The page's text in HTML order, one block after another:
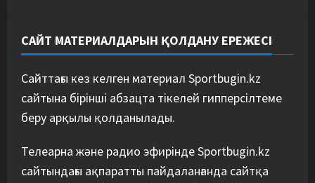
САЙТ МАТЕРИАЛДАРЫН ҚОЛДАНУ ЕРЕЖЕСІ
Сайттағы кез келген материал Sportbugin.kz
сайтына бірінші абзацта тікелей гипперсілтеме
беру арқылы қолданылады.
Телеарна және радио эфирінде Sportbugin.kz
сайтындағы ақпаратты пайдаланғанда сайтқа